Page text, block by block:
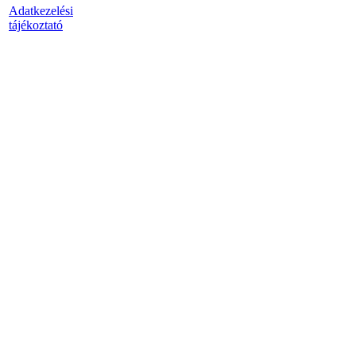
Adatkezelési
tájékoztató